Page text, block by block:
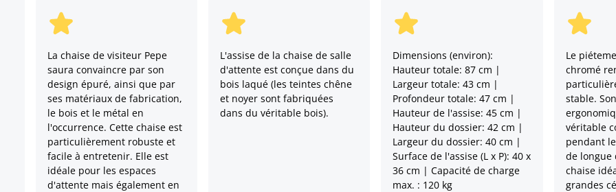
La chaise de visiteur Pepe
saura convaincre par son
design épuré, ainsi que par
ses matériaux de fabrication,
le bois et le métal en
l'occurrence. Cette chaise est
particulièrement robuste et
facile à entretenir. Elle est
idéale pour les espaces
d'attente mais également en
L'assise de la chaise de salle
d'attente est conçue dans du
bois laqué (les teintes chêne
et noyer sont fabriquées
dans du véritable bois).
Dimensions (environ):
Hauteur totale: 87 cm |
Largeur totale: 43 cm |
Profondeur totale: 47 cm |
Hauteur de l'assise: 45 cm |
Hauteur du dossier: 42 cm |
Largeur du dossier: 40 cm |
Surface de l'assise (L x P): 40 x
36 cm | Capacité de charge
max. : 120 kg
Le
chromé
stable.
véritable
pendant
de longue
chaise
grandes